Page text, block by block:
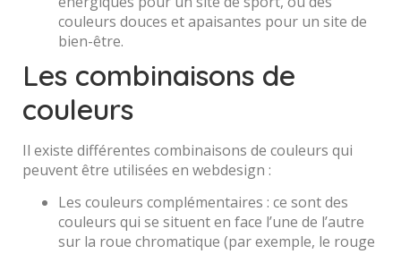
couleurs douces et apaisantes pour un site de
bien-être.
Les combinaisons de
couleurs
Il existe différentes combinaisons de couleurs qui
peuvent être utilisées en webdesign :
Les couleurs complémentaires : ce sont des
couleurs qui se situent en face l’une de l’autre
sur la roue chromatique (par exemple, le rouge